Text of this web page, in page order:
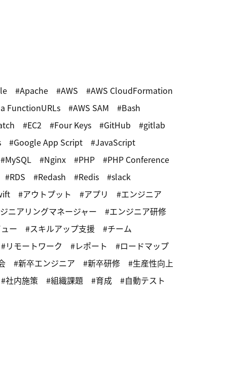
Apache AWS
AWS CloudFormation
FunctionURLs
AWS SAM
Bash
EC2 Four Keys GitHub
gitlab
Google App Script
JavaScript
MySQL
Nginx PHP
PHP Conference
RDS
Redash Redis
slack
アウトプット アプリ
エンジニア
ニアリングマネージャー
エンジニア研修
ー
スキルアップ支援
チーム
リモートワーク
レポート
ロードマップ
新卒エンジニア 新卒研修
生産性向上
社内施策
組織課題 育成 自動テスト